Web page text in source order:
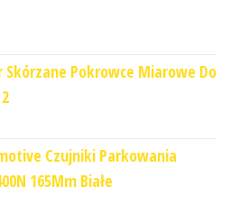
Skórzane Pokrowce Miarowe Do
Czujniki Parkowania
165Mm Białe